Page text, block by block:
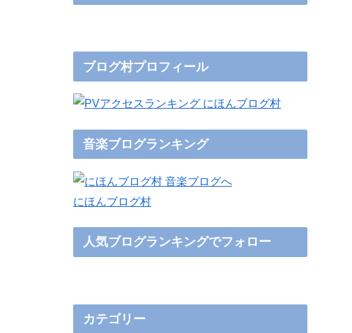
ブログ村プロフィール
音楽ブログランキング
にほんブログ村
人気ブログランキングでフォロー
カテゴリー